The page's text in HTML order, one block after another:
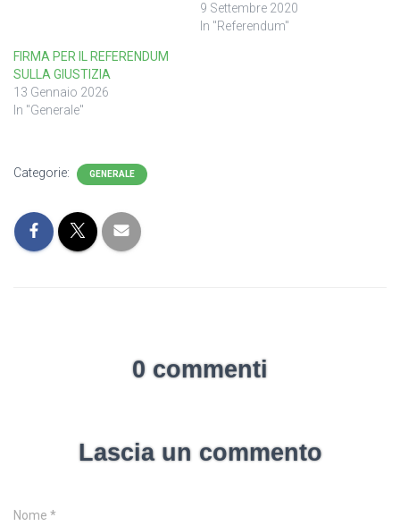
9 Settembre 2020
In "Referendum"
FIRMA PER IL REFERENDUM
SULLA GIUSTIZIA
13 Gennaio 2026
In "Generale"
Categorie: GENERALE
0 commenti
Lascia un commento
Nome *